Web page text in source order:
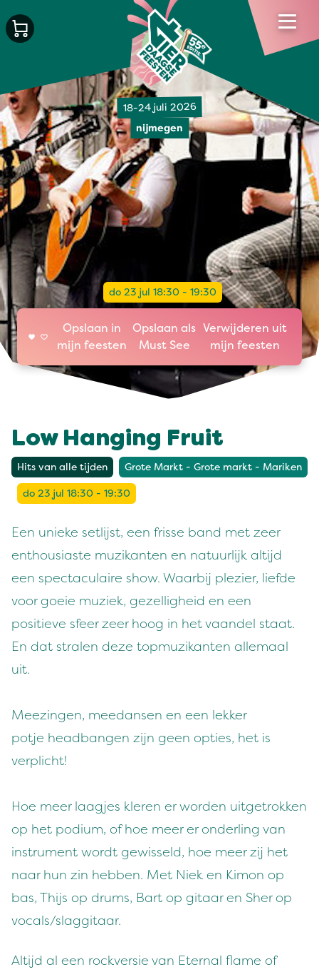
18-24 juli 2026
nijmegen
do 23 jul 18:30 - 19:30
Opslaan in
mijn feesten
Opslaan als
Must See
Verwijderen uit
mijn feesten
Low Hanging Fruit
Hits van alle tijden Grote Markt - Grote markt - Mariken
do 23 jul 18:30 - 19:30
Een unieke setlijst, een frisse band met zeer
enthousiaste muzikanten en natuurlijk altijd
een spectaculaire show. Waarbij plezier, liefde
voor goeie muziek, gezelligheid en een
positieve sfeer zeer hoog in het vaandel staat.
En dat stralen deze topmuzikanten allemaal
uit.
Meezingen, meedansen en een lekker
potje headbangen zijn geen opties, het is
verplicht!
Hoe meer laagjes kleren er worden uitgetrokken
op het podium, of hoe meer er onderling van
instrument wordt gewisseld, hoe meer zij het
naar hun zin hebben. Met Niek en Kimon op
bas, Thijs op drums, Bart op gitaar en Sher op
vocals/slaggitaar.
Altijd al een rockversie van Eternal flame of